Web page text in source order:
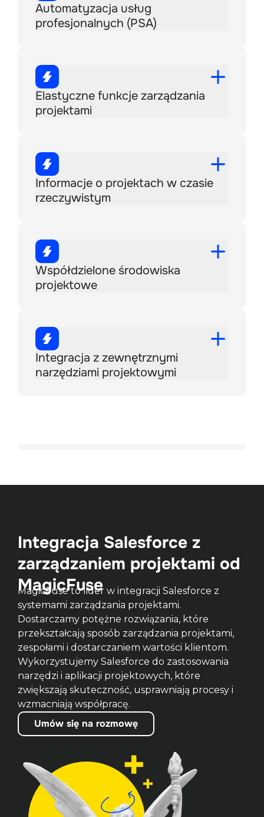
Automatyzacja usług
profesjonalnych (PSA)
Elastyczne funkcje zarządzania
projektami
Informacje o projektach w czasie
rzeczywistym
Współdzielone środowiska
projektowe
Integracja z zewnętrznymi
narzędziami projektowymi
Integracja Salesforce z
zarządzaniem projektami od
MagicFuse
MagicFuse to lider w integracji Salesforce z
systemami zarządzania projektami.
Dostarczamy potężne rozwiązania, które
przekształcają sposób zarządzania projektami,
zespołami i dostarczaniem wartości klientom.
Wykorzystujemy Salesforce do zastosowania
narzędzi i aplikacji projektowych, które
zwiększają skuteczność, usprawniają procesy i
wzmacniają współpracę.
Umów się na rozmowę